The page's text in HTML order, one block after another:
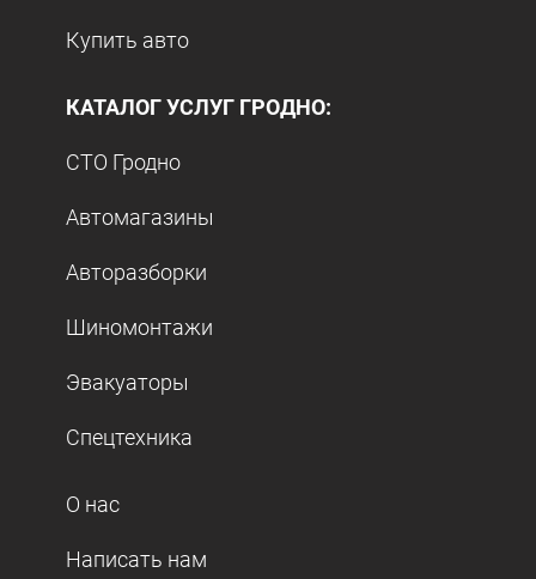
Купить авто
КАТАЛОГ УСЛУГ ГРОДНО:
СТО Гродно
Автомагазины
Авторазборки
Шиномонтажи
Эвакуаторы
Спецтехника
О нас
Написать нам